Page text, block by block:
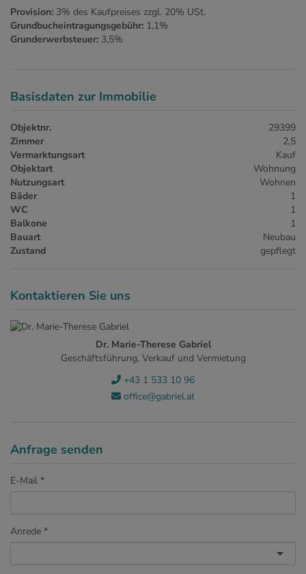
Provision: 3% des Kaufpreises zzgl. 20% USt.
Grundbucheintragungsgebühr: 1,1%
Grunderwerbsteuer: 3,5%
Basisdaten zur Immobilie
Objektnr.
29399
Zimmer
2,5
Vermarktungsart
Kauf
Objektart
Wohnung
Nutzungsart
Wohnen
Bäder
1
WC
1
Balkone
1
Bauart
Neubau
Zustand
gepflegt
Kontaktieren Sie uns
Dr. Marie-Therese Gabriel
Geschäftsführung, Verkauf und Vermietung
+43 1 533 10 96
office@gabriel.at
Anfrage senden
E-Mail
Anrede